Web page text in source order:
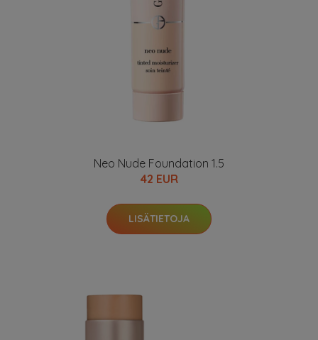
Neo Nude Foundation 1.5
42 EUR
LISÄTIETOJA